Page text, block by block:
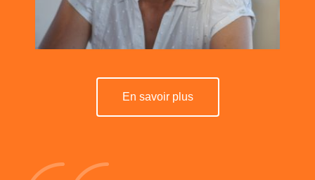
En savoir plus